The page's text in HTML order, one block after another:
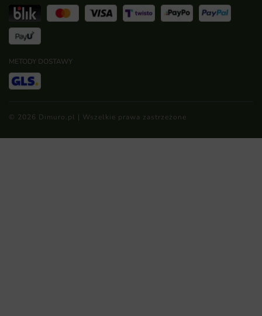
METODY DOSTAWY
© 2026 Dimuro.pl | Wszelkie prawa zastrzeżone